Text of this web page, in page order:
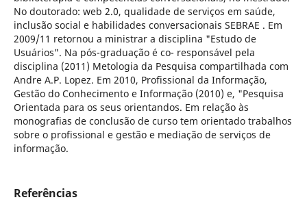
No doutorado: web 2.0, qualidade de serviços em saúde,
inclusão social e habilidades conversacionais SEBRAE . Em
2009/11 retornou a ministrar a disciplina "Estudo de
Usuários". Na pós-graduação é co- responsável pela
disciplina (2011) Metologia da Pesquisa compartilhada com
Andre A.P. Lopez. Em 2010, Profissional da Informação,
Gestão do Conhecimento e Informação (2010) e, "Pesquisa
Orientada para os seus orientandos. Em relação às
monografias de conclusão de curso tem orientado trabalhos
sobre o profissional e gestão e mediação de serviços de
informação.
Referências